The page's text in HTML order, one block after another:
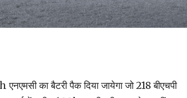
का बैटरी पैक दिया जायेगा जो 218 बीएचपी